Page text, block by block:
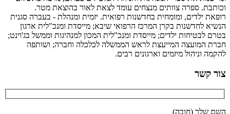
וכותבת. ספרה צוותים מנצחים עומד לצאת לאור בהוצאת מטר.
רופאת ילדים, ומומחית בחדשנות רפואית. יזמית ומנהלת - בעברה סגנית
הנשיא לחדשנות בקרן המרכז הרפואי שיבא; מייסדת ומנכ"לית ארגון
בטרם לבטיחות ילדים; מייסדת ומנכ"לית המכון למנהיגות וממשל בג'וינט;
חברת המועצה המייעצת לראש הממשלה לכלכלה וחברה; ושותפה
להקמה וניהול מיזמים וארגונים רבים.
צור קשר
השם שלך (חובה)